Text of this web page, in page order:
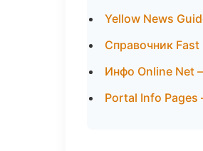
Yellow News
Справочник
Инфо Online Net
Portal Info